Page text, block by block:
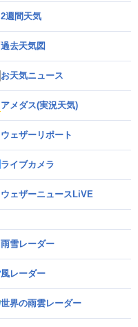
2週間天気
過去天気図
お天気ニュース
アメダス(実況天気)
ウェザーリポート
ライブカメラ
ウェザーニュースLiVE
雨雪レーダー
風レーダー
世界の雨雲レーダー